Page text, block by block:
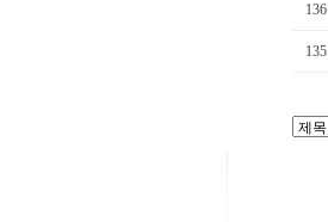
136
135